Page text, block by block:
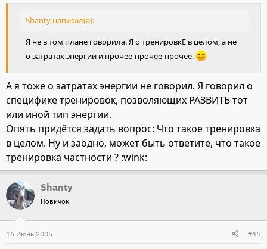
конкурного маршрута) поддерживать необходимый
И "разработка" этих видов энергии достигается разными
для лошадей специальными тренировками.
Shanty написал(а):
Я не в том плане говорила. Я о тренировкЕ в целом, а не
о затратах энергии и прочее-прочее-прочее.
А я тоже о затратах энергии не говорил. Я говорил о
специфике тренировок, позволяющих РАЗВИТЬ тот
или иной тип энергии.
Опять придётся задать вопрос: Что такое тренировка
в целом. Ну и заодно, может быть ответите, что такое
тренировка частности ? :wink:
Shanty
Новичок
16 Июнь 2005 #17